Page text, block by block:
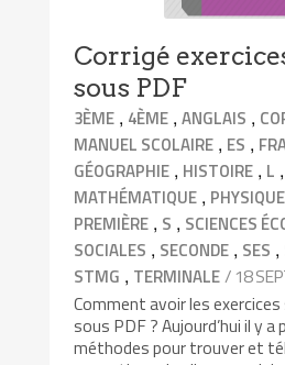
Corrigé
sous PDF
3ÈME , 4ÈME ,ANGLAIS ,
MANUEL SCOLAIRE , ES ,
GÉOGRAPHIE , HISTOIRE , L ,
MATHÉMATIQUE ,
PREMIÈRE , S , SCIENCES
SOCIALES , SECONDE , SES ,
STMG , TERMINALE/ 18
Comment avoir les
sous PDF ? Aujourd’hui il y a
méthodes pour trouver et